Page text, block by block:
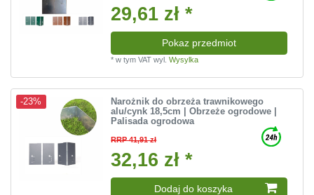
29,61 zł *
Pokaz przedmiot
*w tym VAT wyl.Wysylka
-23%
Narożnik do obrzeża trawnikowego
alu/cynk 18,5cm | Obrzeże ogrodowe |
Palisada ogrodowa
RRP 41,91 zł
32,16 zł *
Dodaj do koszyka